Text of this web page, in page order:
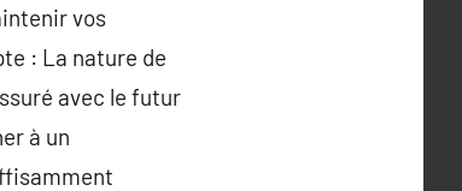
vos
: La nature de
avec le futur
à un